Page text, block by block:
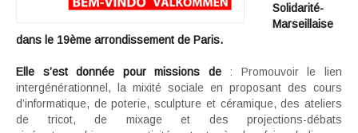
Solidarité-
Marseillaise
dans le 19ème arrondissement de Paris.
Elle s’est donnée pour missions de: Promouvoir le lien
intergénérationnel, la mixité sociale en proposant des cours
d’informatique, de poterie, sculpture et céramique, des ateliers
de tricot, de mixage et des projections-débats